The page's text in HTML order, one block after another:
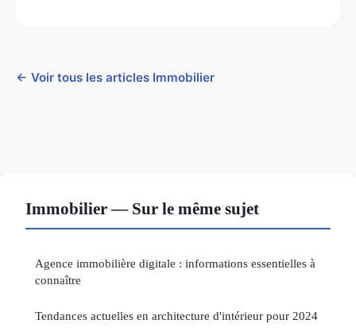
← Voir tous les articles Immobilier
Immobilier — Sur le même sujet
Agence immobilière digitale : informations essentielles à
connaître
Tendances actuelles en architecture d'intérieur pour 2024